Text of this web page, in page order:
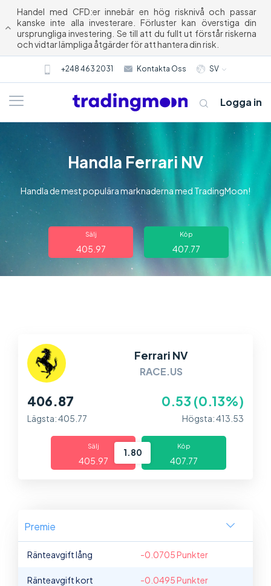
Handel med CFD:er innebär en hög risknivå och passar
kanske inte alla investerare. Förluster kan överstiga din
ursprungliga investering. Se till att du fullt ut förstår riskerna
och vidtar lämpliga åtgärder för att hantera din risk.
+248 463 2031 Kontakta Oss SV
Om oss
Information
Logga in
Handla Ferrari NV
Handla de mest populära marknaderna med TradingMoon!
Sälj
405.97
Köp
407.77
Ferrari NV
RACE.US
406.87 0.53 (0.13%)
Lägsta: 405.77 Högsta: 413.53
Sälj
405.97
1.80
Köp
407.77
Premie
Ränteavgift lång -0.0705 Punkter
Ränteavgift kort -0.0495 Punkter